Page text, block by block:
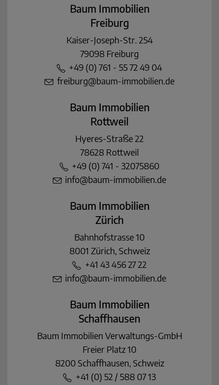
Baum Immobilien
Freiburg
Kaiser-Joseph-Str. 254
79098 Freiburg
+49 (0) 761 - 55 72 49 04
freiburg@baum-immobilien.de
Baum Immobilien
Rottweil
Hyeres-Straße 22
78628 Rottweil
+49 (0) 741 - 32075860
info@baum-immobilien.de
Baum Immobilien
Zürich
Bahnhofstrasse 10
8001 Zürich, Schweiz
+41 43 456 27 22
info@baum-immobilien.de
Baum Immobilien
Schaffhausen
Baum Immobilien Verwaltungs-GmbH
Freier Platz 10
8200 Schaffhausen, Schweiz
+41 (0) 52 / 588 07 13